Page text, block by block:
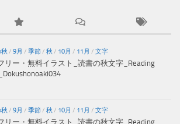
/ 9月 / 季節/ 秋 / 10月 / 11月 / 文字
リー・無料イラスト_読書の秋文字_Reading
/ 9月 / 季節/ 秋 / 10月 / 11月 / 文字
リー・無料イラスト_読書の秋文字_Reading